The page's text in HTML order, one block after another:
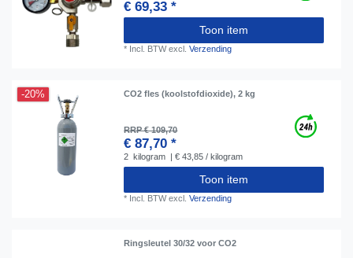
€ 69,33 *
Toon item
* Incl. BTWexcl.Verzending
-20% CO2 fles (koolstofdioxide), 2 kg
RRP € 109,70
€ 87,70 *
2 kilogram | € 43,85 / kilogram
Toon item
* Incl. BTWexcl.Verzending
Ringsleutel 30/32 voor CO2